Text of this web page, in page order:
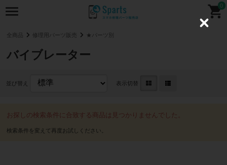
0
全商品 修理用パーツ販売 ★パーツ別
バイブレーター
並び替え 表示切替
お探しの検索条件に合致する商品は見つかりませんでした。
C